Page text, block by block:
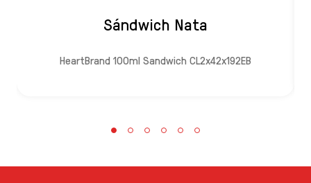
Sándwich Nata
HeartBrand 100ml Sandwich CL2x42x192EB